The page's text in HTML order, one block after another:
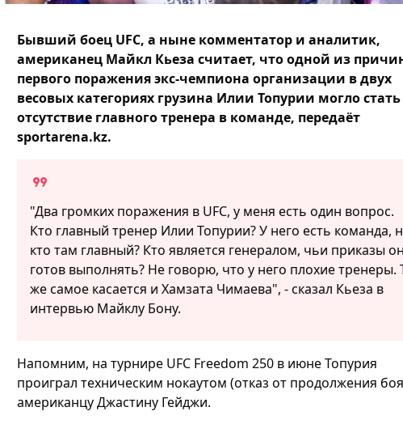
Бывший боец UFC, а ныне комментатор и аналитик,
американец Майкл Кьеза считает, что одной из
первого поражения экс-чемпиона организации в двух
весовых категориях грузина Илии Топурии могло стать
отсутствие главного тренера в команде, передаёт
sportarena.kz.
"Два громких поражения в UFC, у меня есть один вопрос.
Кто главный тренер Илии Топурии? У него есть команда,
кто там главный? Кто является генералом, чьи приказы он
готов выполнять? Не говорю, что у него плохие тренеры.
же самое касается и Хамзата Чимаева", - сказал Кьеза в
интервью Майклу Бону.
Напомним, на турнире UFC Freedom 250 в июне Топурия
проиграл техническим нокаутом (отказ от продолжения
американцу Джастину Гейджи.